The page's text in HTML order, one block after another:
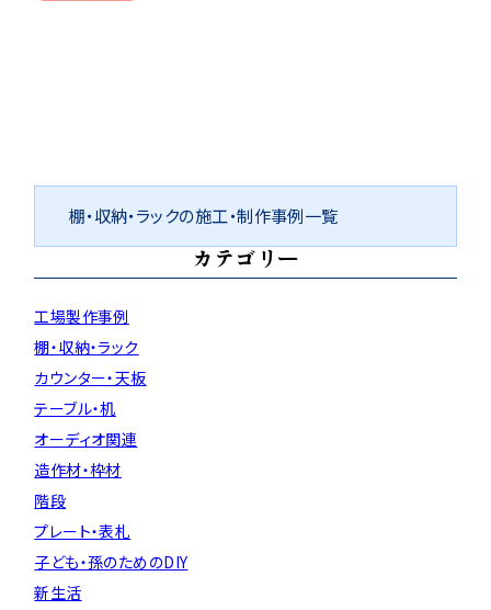
棚・収納・ラックの施工・制作事例一覧
カテゴリー
工場製作事例
棚・収納・ラック
カウンター・天板
テーブル・机
オーディオ関連
造作材・枠材
階段
プレート・表札
子ども・孫のためのDIY
新生活